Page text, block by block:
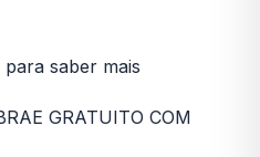
saber mais
GRATUITO COM